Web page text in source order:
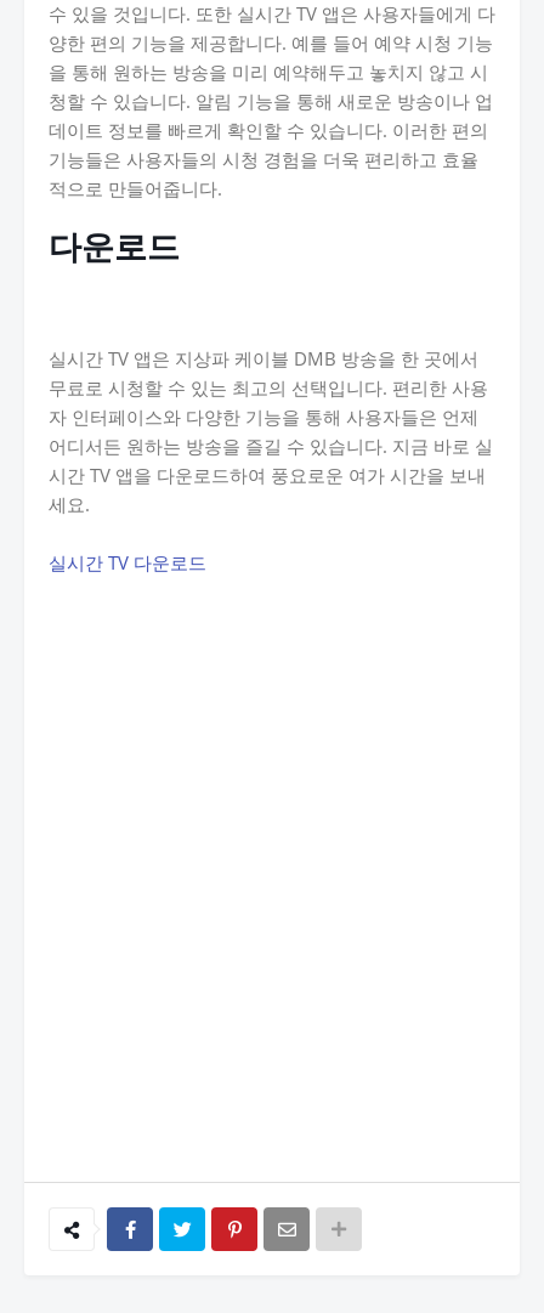
수 있을 것입니다. 또한 실시간 TV 앱은 사용자들에게 다
양한 편의 기능을 제공합니다. 예를 들어 예약 시청 기능
을 통해 원하는 방송을 미리 예약해두고 놓치지 않고 시
청할 수 있습니다. 알림 기능을 통해 새로운 방송이나 업
데이트 정보를 빠르게 확인할 수 있습니다. 이러한 편의
기능들은 사용자들의 시청 경험을 더욱 편리하고 효율
적으로 만들어줍니다.
다운로드
실시간 TV 앱은 지상파 케이블 DMB 방송을 한 곳에서
무료로 시청할 수 있는 최고의 선택입니다. 편리한 사용
자 인터페이스와 다양한 기능을 통해 사용자들은 언제
어디서든 원하는 방송을 즐길 수 있습니다. 지금 바로 실
시간 TV 앱을 다운로드하여 풍요로운 여가 시간을 보내
세요.
실시간 TV 다운로드